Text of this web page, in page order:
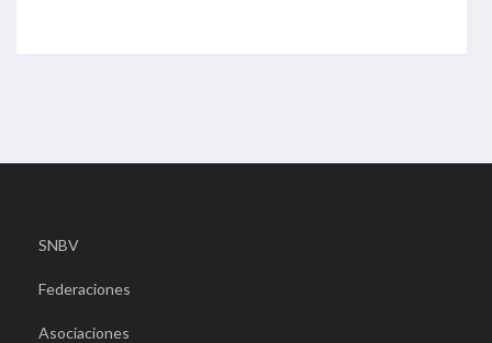
SNBV
Federaciones
Asociaciones